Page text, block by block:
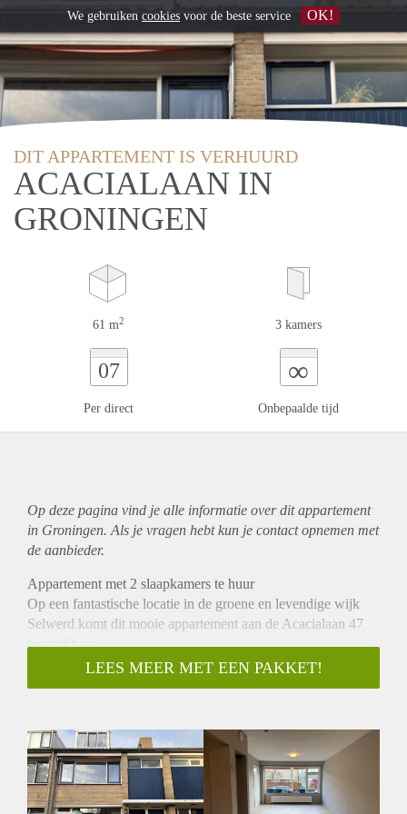
DIT APPARTEMENT IS VERHUURD
ACACIALAAN IN
GRONINGEN
61 m2 3 kamers
07
Per direct
∞
Onbepaalde tijd
Op deze pagina vind je alle informatie over ditappartement
in Groningen. Als je vragen hebt kun je contact opnemen met
de aanbieder.
Appartement met 2 slaapkamers te huur
Op een fantastische locatie in de groene en levendige wijk
Selwerd komt dit mooie appartement aan de Acacialaan 47
beschikbaar.
De wijk staat bekend om zijn ruime opzet, uitstekende
voorzieningen en de ideale ligging ten opzichte van zowel de
centrum van Groningen en meerdere supermarkten en
sportfaciliteiten.
kortom Een ideale plek voor wie wil genieten van een
rustige, groene woonomgeving met alle voorzieningen
LEES MEER MET EEN PAKKET!
We gebruiken cookies voor de beste service OK!